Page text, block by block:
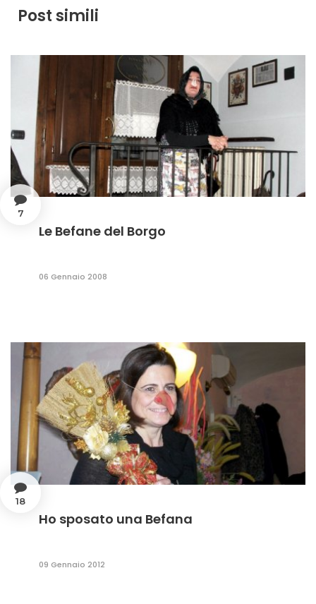
Post simili
7
Le Befane del Borgo
06 Gennaio 2008
18
Ho sposato una Befana
09 Gennaio 2012